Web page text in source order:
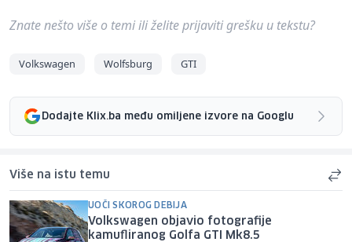
Znate nešto više o temi ili želite prijaviti grešku u tekstu?
Volkswagen Wolfsburg GTI
Dodajte Klix.ba među omiljene izvore na Googlu
Više na istu temu
UOČI SKOROG DEBIJA
Volkswagen objavio fotografije
kamufliranog Golfa GTI Mk8.5